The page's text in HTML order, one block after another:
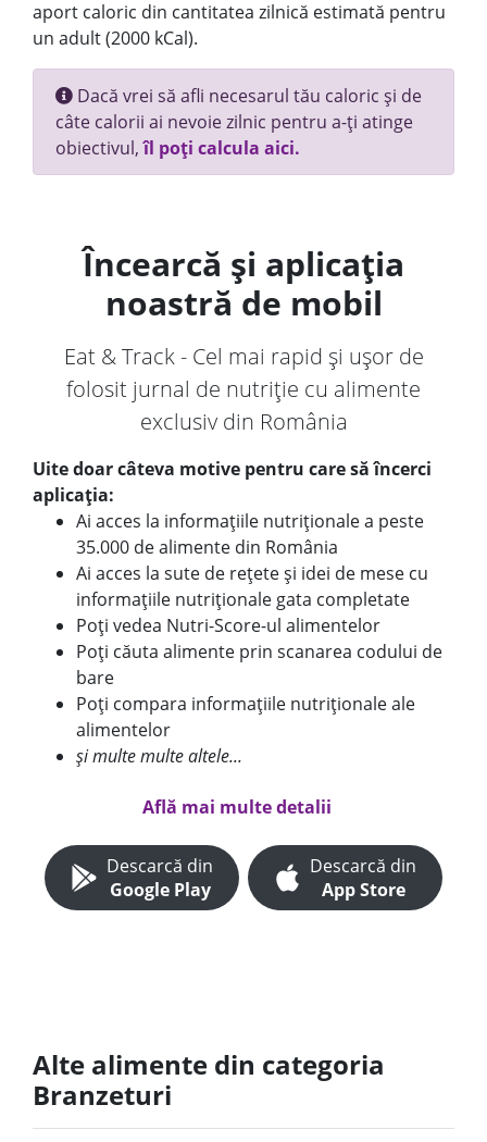
aport caloric din cantitatea zilnică estimată pentru
un adult (2000 kCal).
Dacă vrei să afli necesarul tău caloric și de
câte calorii ai nevoie zilnic pentru a-ți atinge
obiectivul,îl poți calcula aici.
Încearcă și aplicația
noastră de mobil
Eat & Track - Cel mai rapid și ușor de
folosit jurnal de nutriție cu alimente
exclusiv din România
Uite doar câteva motive pentru care să încerci
aplicația:
Ai acces la informațiile nutriționale a peste
35.000 de alimente din România
Ai acces la sute de rețete și idei de mese cu
informațiile nutriționale gata completate
Poți vedea Nutri-Score-ul alimentelor
Poți căuta alimente prin scanarea codului de
bare
Poți compara informațiile nutriționale ale
alimentelor
și multe multe altele...
Află mai multe detalii
Descarcă din
Google Play
Descarcă din
App Store
Alte alimente din categoria
Branzeturi